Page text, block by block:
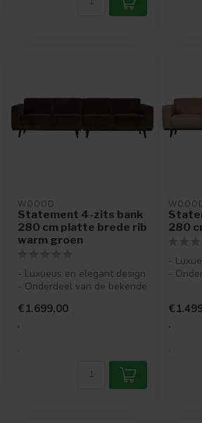
WOOOD
Statement 4-zits bank
280 cm platte brede rib
warm groen
- Luxueus en elegant design
- Onderdeel van de bekende
- Bekle...
€1.699,00
.
.
280
-
-
.
.